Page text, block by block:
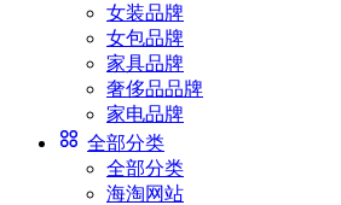
女装品牌
女包品牌
家具品牌
奢侈品品牌
家电品牌
全部分类
全部分类
海淘网站